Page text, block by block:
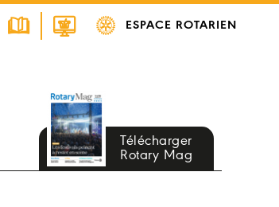
ESPACE ROTARIEN
Télécharger
Rotary Mag